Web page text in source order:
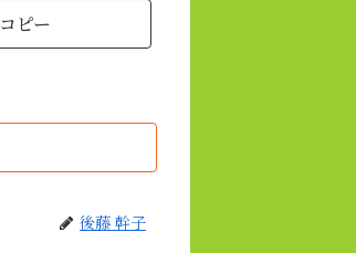
コピー
後藤 幹子